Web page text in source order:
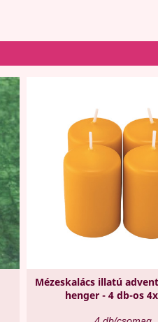
Mézeskalács illatú
henger - 4 db-os